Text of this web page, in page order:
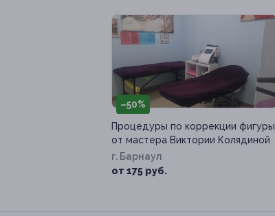
–50%
Процедуры по коррекции фигуры
от мастера Виктории Колядиной
г. Барнаул
от 175 руб.